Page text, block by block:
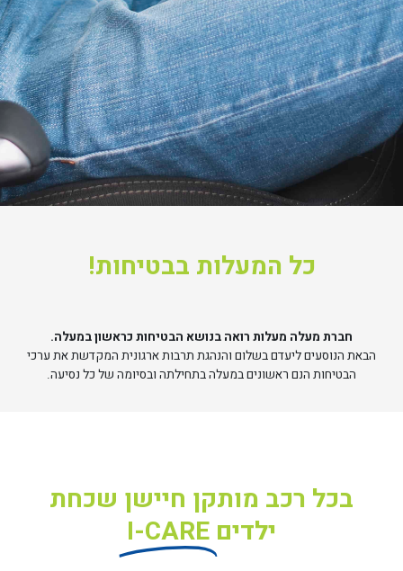
כל המעלות בבטיחות!
חברת מעלה מעלות רואה בנושא הבטיחות כראשון במעלה.
הבאת הנוסעים ליעדם בשלום והנהגת תרבות ארגונית המקדשת את ערכי
הבטיחות הנם ראשונים במעלה בתחילתה ובסיומה של כל נסיעה.
בכל רכב מותקן חיישן שכחת
ילדים I-CARE